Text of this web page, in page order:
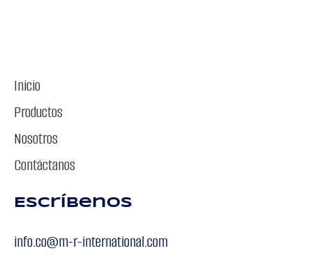
Inicio
Productos
Nosotros
Contáctanos
Escríbenos
info.co@m-r-international.com